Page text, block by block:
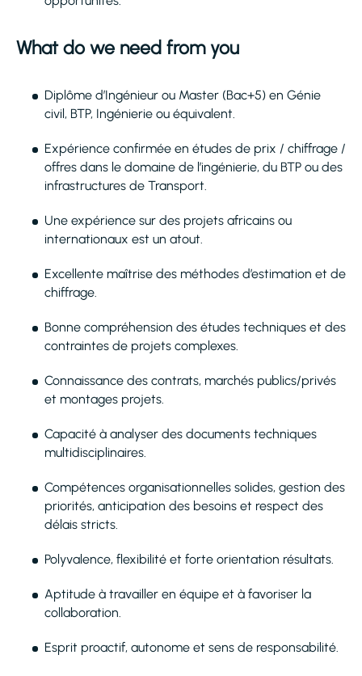
What do we need from you
Diplôme d’Ingénieur ou Master (Bac+5) en Génie
civil, BTP, Ingénierie ou équivalent.
Expérience confirmée en études de prix / chiffrage /
offres dans le domaine de l’ingénierie, du BTP ou des
infrastructures de Transport.
Une expérience sur des projets africains ou
internationaux est un atout.
Excellente maîtrise des méthodes d’estimation et de
chiffrage.
Bonne compréhension des études techniques et des
contraintes de projets complexes.
Connaissance des contrats, marchés publics/privés
et montages projets.
Capacité à analyser des documents techniques
multidisciplinaires.
Compétences organisationnelles solides, gestion des
priorités, anticipation des besoins et respect des
délais stricts.
Polyvalence, flexibilité et forte orientation résultats.
Aptitude à travailler en équipe et à favoriser la
collaboration.
Esprit proactif, autonome et sens de responsabilité.